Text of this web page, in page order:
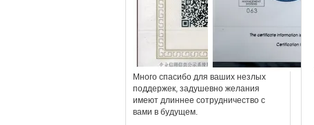
Много спасибо для ваших незлых
поддержек, задушевно желания
имеют длиннее сотрудничество с
вами в будущем.